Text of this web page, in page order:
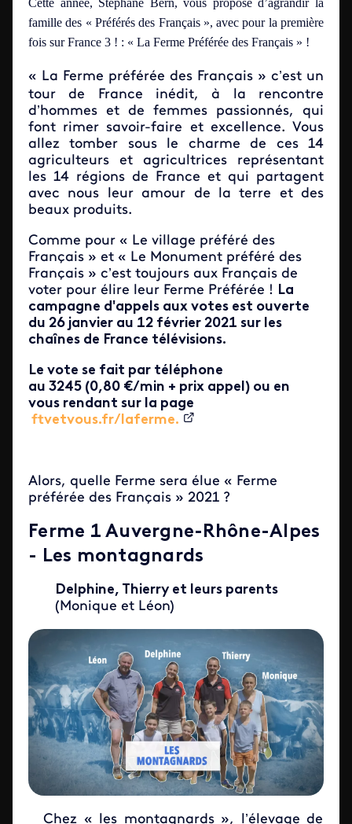
Cette année, Stéphane Bern, vous propose d’agrandir la
famille des « Préférés des Français », avec pour la première
fois sur France 3 ! : « La Ferme Préférée des Français » !
« La Ferme préférée des Français » c’est un
tour de France inédit, à la rencontre
d’hommes et de femmes passionnés, qui
font rimer savoir-faire et excellence. Vous
allez tomber sous le charme de ces 14
agriculteurs et agricultrices représentant
les 14 régions de France et qui partagent
avec nous leur amour de la terre et des
beaux produits.
Comme pour « Le village préféré des
Français » et « Le Monument préféré des
Français » c’est toujours aux Français de
voter pour élire leur Ferme Préférée ! La
campagne d'appels aux votes est ouverte
du 26 janvier au 12 février 2021 sur les
chaînes de France télévisions.
Le vote se fait par téléphone
au 3245 (0,80 €/min + prix appel) ou en
vous rendant sur la page
ftvetvous.fr/laferme.
Alors, quelle Ferme sera élue « Ferme
préférée des Français » 2021 ?
Ferme 1 Auvergne-Rhône-Alpes
- Les montagnards
Delphine, Thierry et leurs parents
(Monique et Léon)
Chez « les montagnards », l’élevage de